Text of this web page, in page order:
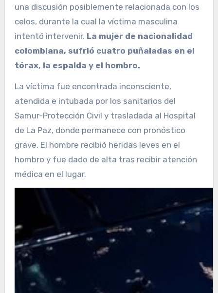
una discusión posiblemente relacionada con los
celos, durante la cual la víctima masculina
intentó intervenir. La mujer de nacionalidad
colombiana, sufrió cuatro puñaladas en el
tórax, la espalda y el hombro.
La víctima fue encontrada inconsciente,
atendida e intubada por los sanitarios del
Samur-Protección Civil y trasladada al Hospital
de La Paz, donde permanece con pronóstico
grave. El hombre recibió heridas leves en el
hombro y fue dado de alta tras recibir atención
médica en el lugar.